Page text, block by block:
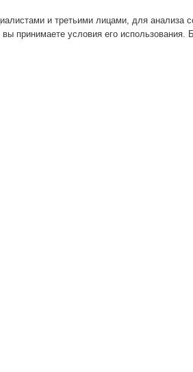
и третьими лицами, для анализа
принимаете условия его